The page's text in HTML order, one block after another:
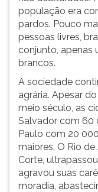
população era
pardos. Pouco
pessoas livres,
conjunto, apenas
brancos.
A sociedade
agrária. Apesar
meio século, as
Salvador com 60
Paulo com 20
maiores. O Rio
Corte,
agravou suas
moradia,